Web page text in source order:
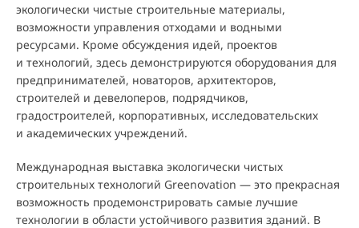
экологически чистые строительные материалы,
возможности управления отходами и водными
ресурсами. Кроме обсуждения идей, проектов
и технологий, здесь демонстрируются оборудования для
предпринимателей, новаторов, архитекторов,
строителей и девелоперов, подрядчиков,
градостроителей, корпоративных, исследовательских
и академических учреждений.
Международная выставка экологически чистых
строительных технологий Greenovation — это прекрасная
возможность продемонстрировать самые лучшие
технологии в области устойчивого развития зданий. В